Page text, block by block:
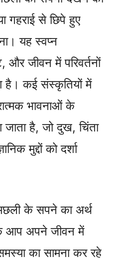
गहराई से छिपे हुए
यह स्वप्न
और जीवन में परिवर्तनों
कई संस्कृतियों में
भावनाओं के
है, जो दुख, चिंता
मुद्दों को दर्शा
के सपने का अर्थ
आप अपने जीवन में
का सामना कर रहे